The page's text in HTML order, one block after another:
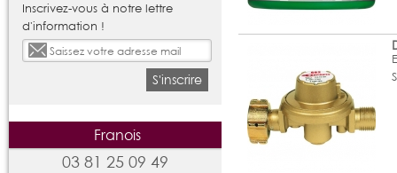
Inscrivez-vous à notre lettre
d'information !
S'inscrire
Franois
03 81 25 09 49